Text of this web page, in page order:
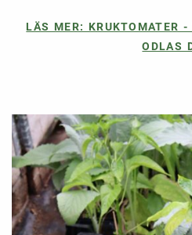
LÄS MER: KRUKTOMATER
ODLAS